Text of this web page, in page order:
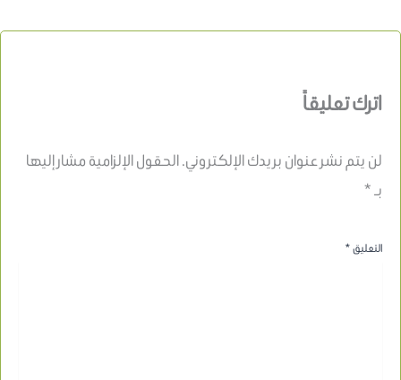
اترك تعليقاً
لن يتم نشر عنوان بريدك الإلكتروني.الحقول الإلزامية مشار إليها
بـ*
التعليق*